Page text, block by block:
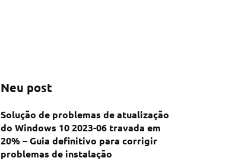
Neu post
Solução de problemas de atualização
do Windows 10 2023-06 travada em
20% – Guia definitivo para corrigir
problemas de instalação